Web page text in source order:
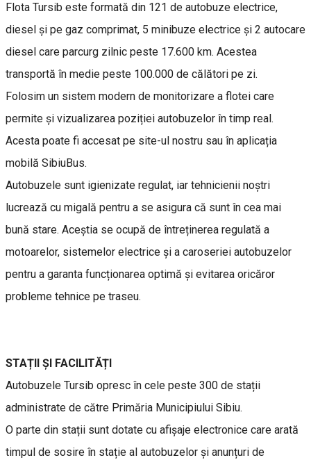
Flota Tursib este formată din 121 de autobuze electrice,
diesel și pe gaz comprimat, 5 minibuze electrice și 2 autocare
diesel care parcurg zilnic peste 17.600 km. Acestea
transportă în medie peste 100.000 de călători pe zi.
Folosim un sistem modern de monitorizare a flotei care
permite și vizualizarea poziției autobuzelor în timp real.
Acesta poate fi accesat pe site-ul nostru sau în aplicația
mobilă SibiuBus.
Autobuzele sunt igienizate regulat, iar tehnicienii noștri
lucrează cu migală pentru a se asigura că sunt în cea mai
bună stare. Aceștia se ocupă de întreținerea regulată a
motoarelor, sistemelor electrice și a caroseriei autobuzelor
pentru a garanta funcționarea optimă și evitarea oricăror
probleme tehnice pe traseu.
STAȚII ȘI FACILITĂȚI
Autobuzele Tursib opresc în cele peste 300 de stații
administrate de către Primăria Municipiului Sibiu.
O parte din stații sunt dotate cu afișaje electronice care arată
timpul de sosire în stație al autobuzelor și anunțuri de